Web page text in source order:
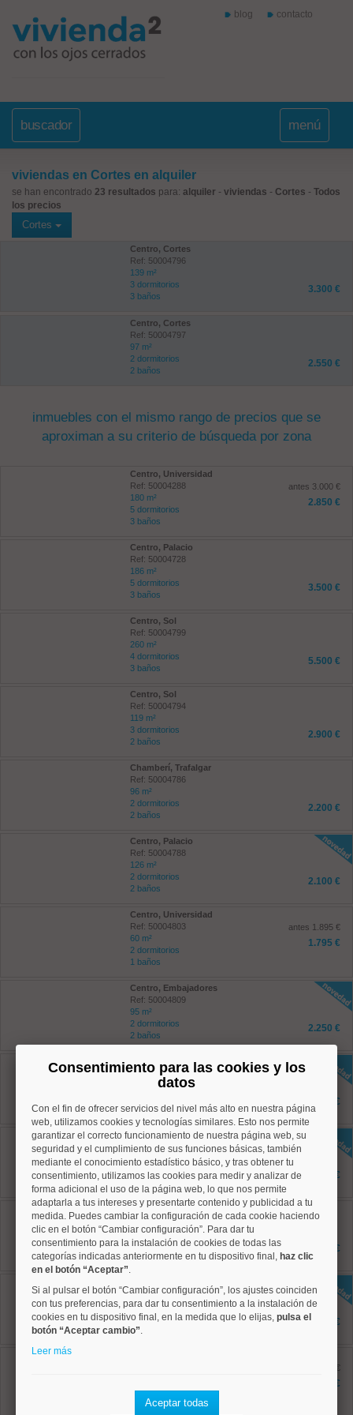
blog contacto
buscador menú
viviendas en Cortes en alquiler
se han encontrado 23 resultados para: alquiler - viviendas - Cortes - Todos
los precios
Cortes
Centro, Cortes
Ref: 50004796
139 m²
3 dormitorios
3 baños
3.300 €
Centro, Cortes
Ref: 50004797
97 m²
2 dormitorios
2 baños
2.550 €
inmuebles con el mismo rango de precios que se
aproximan a su criterio de búsqueda por zona
Centro, Universidad
Ref: 50004288
180 m²
5 dormitorios
3 baños
antes 3.000 €
2.850 €
Centro, Palacio
Ref: 50004728
186 m²
5 dormitorios
3 baños
3.500 €
Centro, Sol
Ref: 50004799
260 m²
4 dormitorios
3 baños
5.500 €
Centro, Sol
Ref: 50004794
119 m²
3 dormitorios
2 baños
2.900 €
Chamberí, Trafalgar
Ref: 50004786
96 m²
2 dormitorios
2 baños
2.200 €
Centro, Palacio
Ref: 50004788
126 m²
2 dormitorios
2 baños
2.100 €
Centro, Universidad
Ref: 50004803
60 m²
2 dormitorios
1 baños
antes 1.895 €
1.795 €
Centro, Embajadores
Ref: 50004809
95 m²
2 dormitorios
2 baños
2.250 €
Centro, Justicia
Ref: 50004810
1 baños
1.675 €
Centro, Palacio
Ref: 50004815
100 m²
2 dormitorios
1 baños
1.950 €
Centro, Justicia
Ref: 50004701
70 m²
2 dormitorios
2 baños
1.650 €
Ref: 50004816
110 m²
2 dormitorios
2 baños
2.400 €
2 dormitorios
1 baños
antes 2.800 €
2.400 €
Consentimiento para las cookies y los
datos
Con el fin de ofrecer servicios del nivel más alto en nuestra página
web, utilizamos cookies y tecnologías similares. Esto nos permite
garantizar el correcto funcionamiento de nuestra página web, su
seguridad y el cumplimiento de sus funciones básicas, también
mediante el conocimiento estadístico básico, y tras obtener tu
consentimiento, utilizamos las cookies para medir y analizar de
forma adicional el uso de la página web, lo que nos permite
adaptarla a tus intereses y presentarte contenido y publicidad a tu
medida. Puedes cambiar la configuración de cada cookie haciendo
clic en el botón “Cambiar configuración”. Para dar tu
consentimiento para la instalación de cookies de todas las
categorías indicadas anteriormente en tu dispositivo final, haz clic
en el botón “Aceptar”.
Si al pulsar el botón “Cambiar configuración”, los ajustes coinciden
con tus preferencias, para dar tu consentimiento a la instalación de
cookies en tu dispositivo final, en la medida que lo elijas, pulsa el
botón “Aceptar cambio”.
Leer más
Aceptar todas